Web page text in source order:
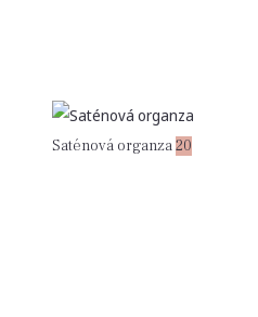
Saténová organza20